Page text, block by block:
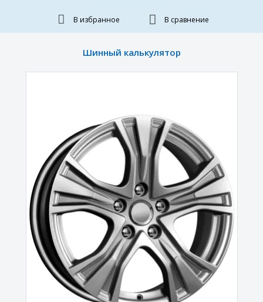
В избранное В сравнение
Шинный калькулятор